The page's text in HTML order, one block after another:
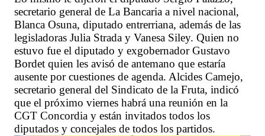
secretario general de La Bancaria a nivel nacional,
Blanca Osuna, diputado entrerriana, además de las
legisladoras Julia Strada y Vanesa Siley. Quien no
estuvo fue el diputado y exgobernador Gustavo
Bordet quien les avisó de antemano que estaría
ausente por cuestiones de agenda. Alcides Camejo,
secretario general del Sindicato de la Fruta, indicó
que el próximo viernes habrá una reunión en la
CGT Concordia y están invitados todos los
diputados y concejales de todos los partidos.